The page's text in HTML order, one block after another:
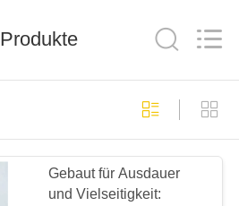
Produkte
Gebaut für Ausdauer
und Vielseitigkeit: